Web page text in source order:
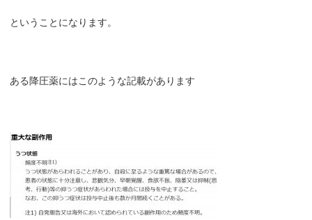
ということになります。
ある降圧薬にはこのような記載があります